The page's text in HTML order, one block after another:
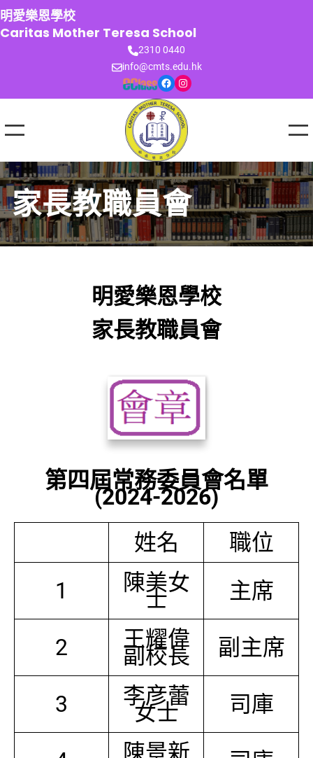
跳
至
主
明愛樂恩學校
Caritas Mother Teresa School
2310 0440
info@cmts.edu.hk
Facebook Instagram
家長教職員會
明愛樂恩學校
家長教職員會
第四屆常務委員會名單
(2024-2026)
姓名
職位
1
陳美女
士 主席
2 王耀偉
副校長 副主席
3 李彦蕾
女士 司庫